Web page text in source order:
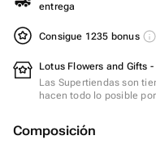
entrega
Consigue 1235 bonus
Lotus Flowers and Gifts
Las Supertiendas son
hacen todo lo posible
Composición